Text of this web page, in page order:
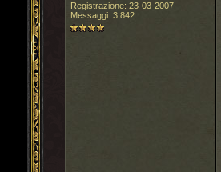
Registrazione: 23-03-2007
Messaggi: 3,842